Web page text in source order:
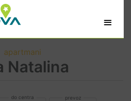
≡
apartmani
Natalina